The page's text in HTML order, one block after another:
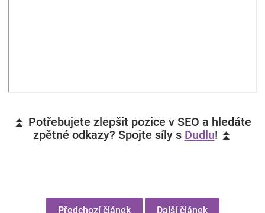
⏫ Potřebujete zlepšit pozice v SEO a hledáte
zpětné odkazy? Spojte síly s Dudlu! ⏫
Předchozí článek Další článek